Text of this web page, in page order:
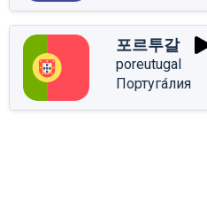
포르투갈
poreutugal
Португа́лия